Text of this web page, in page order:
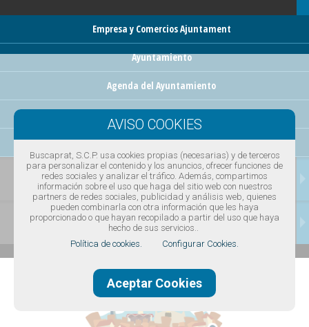
Empresa y Comercios Ajuntament
Ayuntamiento
Agenda del Ayuntamiento
Via pública incidencias
El Prat Digital
TRANSPORTES
CONTACTAR
Buscaprat, S.C.P. usa cookies propias (necesarias) y de terceros
para personalizar el contenido y los anuncios, ofrecer funciones de
redes sociales y analizar el tráfico. Además, compartimos
información sobre el uso que haga del sitio web con nuestros
partners de redes sociales, publicidad y análisis web, quienes
pueden combinarla con otra información que les haya
proporcionado o que hayan recopilado a partir del uso que haya
hecho de sus servicios..
Política de cookies.
Configurar Cookies.
Aceptar Cookies